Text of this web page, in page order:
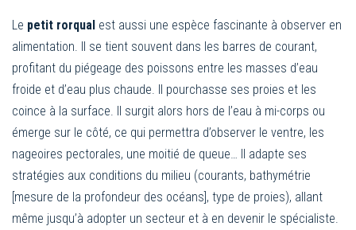
Le petit rorqual est aussi une espèce fascinante à observer en
alimentation. Il se tient souvent dans les barres de courant,
profitant du piégeage des poissons entre les masses d’eau
froide et d’eau plus chaude. Il pourchasse ses proies et les
coince à la surface. Il surgit alors hors de l’eau à mi-corps ou
émerge sur le côté, ce qui permettra d’observer le ventre, les
nageoires pectorales, une moitié de queue… Il adapte ses
stratégies aux conditions du milieu (courants, bathymétrie
[mesure de la profondeur des océans], type de proies), allant
même jusqu’à adopter un secteur et à en devenir le spécialiste.